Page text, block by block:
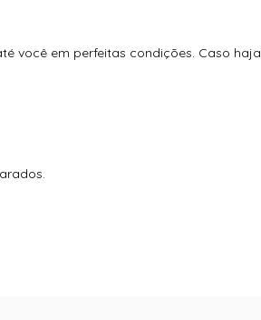
você em perfeitas condições. Caso haja